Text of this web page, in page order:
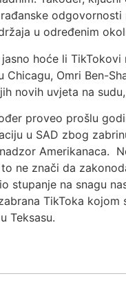
u određenim
hoće li
Chicagu, Omri Ben-
novih uvjeta na
proveo prošlu
u SAD zbog
Amerikanaca.
ne znači da
stupanje na snagu
TikToka
Teksasu.